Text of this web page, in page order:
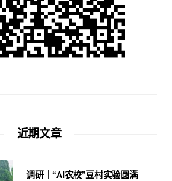
近期文章
调研｜“AI农校”豆村实验圆满